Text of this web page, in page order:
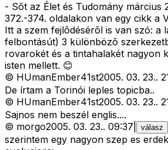
- Sõt az Élet és Tudomány március
372.-374. oldalakon van egy cikk a
Itt a szem fejlõdésérõl is van szó: a
felbontásút) 3 különbözõ
rovarokét és a tintahalakét nagyon
isten mellett. 😊
© HUmanEmber41st2005. 03. 23..
De írtam a Torinói leples topicba..
© HUmanEmber41st2005. 03. 23..
Sajnos nem beszél englis....
© morgo2005. 03. 23.. 09:37 válasz
szerintem egy nagyon szep es